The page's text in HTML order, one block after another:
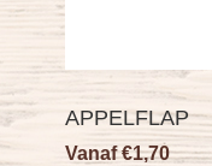
APPELFLAP
Vanaf €1,70